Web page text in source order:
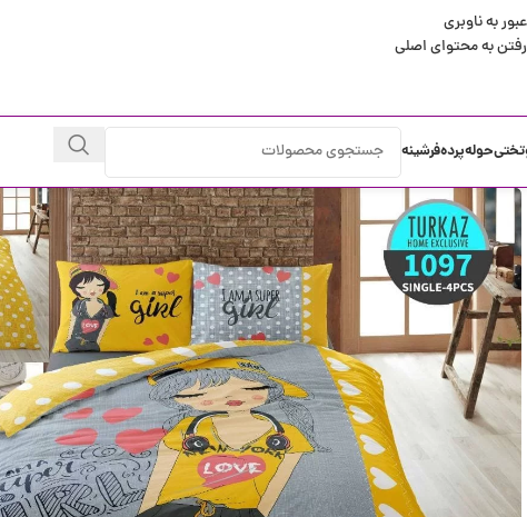
عبور به ناوبری
رفتن به محتوای اصلی
حولهپردهفرشینه